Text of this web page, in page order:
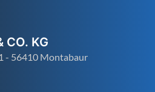
CO. KG
- 56410 Montabaur